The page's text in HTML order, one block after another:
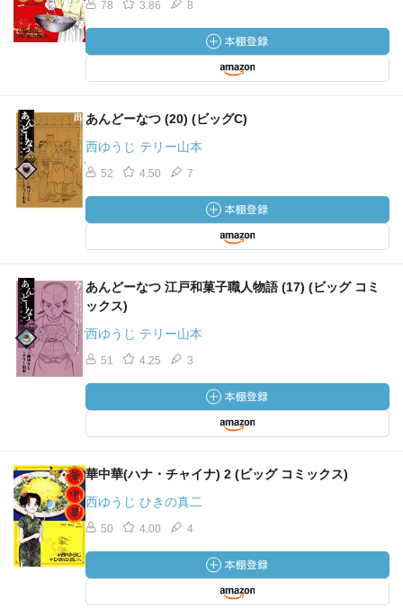
78 3.86 8
あんどーなつ (20) (ビッグC)
西ゆうじ テリー山本
52 4.50 7
あんどーなつ 江戸和菓子職人物語 (17) (ビッグ コミ
ックス)
西ゆうじ テリー山本
51 4.25 3
華中華(ハナ・チャイナ) 2 (ビッグ コミックス)
西ゆうじ ひきの真二
50 4.00 4